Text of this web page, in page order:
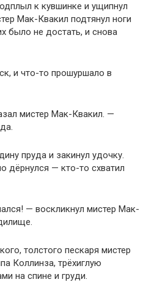
к кувшинке и ущипнул
Мак-Квакил подтянул ноги
было не достать, и снова
и что-то прошуршало в
мистер Мак-Квакил. —
пруда и закинул удочку.
дёрнулся — кто-то схватил
— воскликнул мистер Мак-
толстого пескаря мистер
Коллинза, трёхиглую
на спине и груди.